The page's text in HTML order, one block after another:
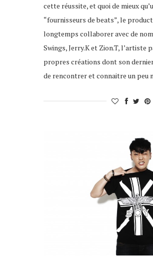
cette réussite, et quoi de mieux
“fournisseurs de beats”, le
longtemps collaborer avec de
Swings, Jerry.K et Zion.T, l’artiste
propres créations dont son dernier
de rencontrer et connaitre un peu